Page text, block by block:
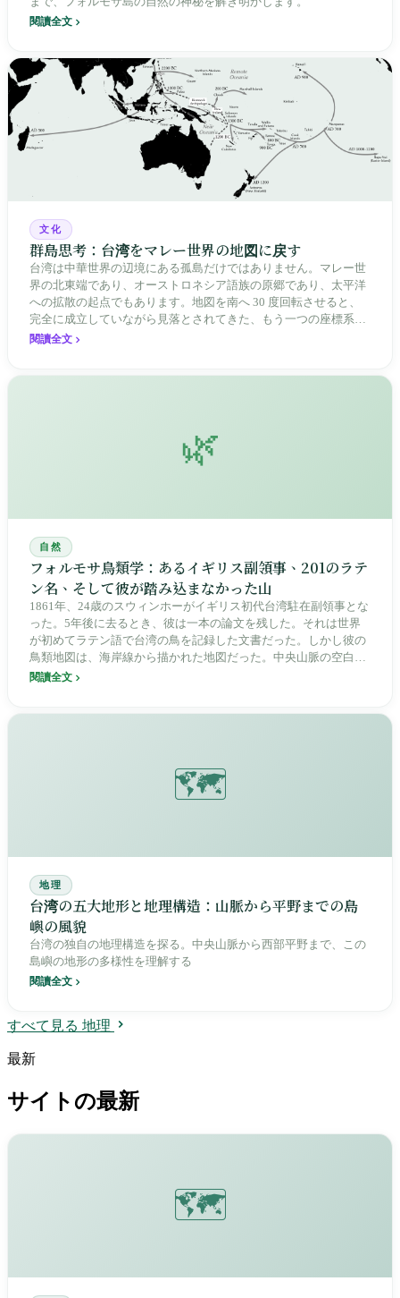
閱讀全文
文化
群島思考：台湾をマレー世界の地図に戻す
台湾は中華世界の辺境にある孤島だけではありません。マレー世
界の北東端であり、オーストロネシア語族の原郷であり、太平洋
への拡散の起点でもあります。地図を南へ 30 度回転させると、
完全に成立していながら見落とされてきた、もう一つの座標系が
見えてきます。
閱讀全文
🌿
自然
フォルモサ鳥類学：あるイギリス副領事、201のラテ
ン名、そして彼が踏み込まなかった山
1861年、24歳のスウィンホーがイギリス初代台湾駐在副領事とな
った。5年後に去るとき、彼は一本の論文を残した。それは世界
が初めてラテン語で台湾の鳥を記録した文書だった。しかし彼の
鳥類地図は、海岸線から描かれた地図だった。中央山脈の空白の
中で、原住民たちはすでに自分たちの言語でその鳥を千年以上呼
閱讀全文
🗺️
地理
台湾の五大地形と地理構造：山脈から平野までの島
嶼の風貌
台湾の独自の地理構造を探る。中央山脈から西部平野まで、この
島嶼の地形の多様性を理解する
閱讀全文
すべて見る 地理
最新
サイトの最新
🗺️